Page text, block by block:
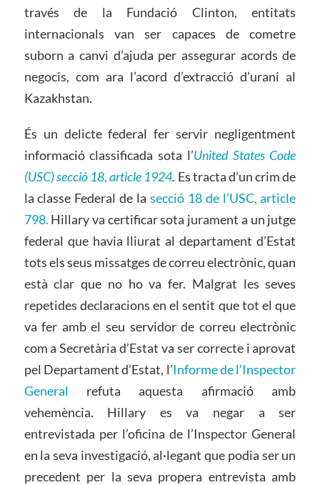
través de la Fundació Clinton, entitats
internacionals van ser capaces de cometre
suborn a canvi d’ajuda per assegurar acords de
negocis, com ara l’acord d’extracció d’urani al
Kazakhstan.
És un delicte federal fer servir negligentment
informació classificada sota l’United States Code
(USC) secció 18, article 1924. Es tracta d’un crim de
la classe Federal de la secció 18 de l’USC, article
798. Hillary va certificar sota jurament a un jutge
federal que havia lliurat al departament d’Estat
tots els seus missatges de correu electrònic, quan
està clar que no ho va fer. Malgrat les seves
repetides declaracions en el sentit que tot el que
va fer amb el seu servidor de correu electrònic
com a Secretària d’Estat va ser correcte i aprovat
pel Departament d’Estat, l’Informe de l’Inspector
General refuta aquesta afirmació amb
vehemència. Hillary es va negar a ser
entrevistada per l’oficina de l’Inspector General
en la seva investigació, al·legant que podia ser un
precedent per la seva propera entrevista amb